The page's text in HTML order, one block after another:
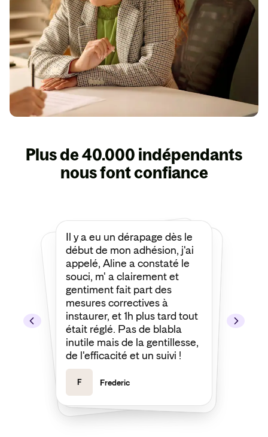
Plus de 40.000 indépendants
nous font confiance
Je tiens à remercier François
d'Insify d’avoir défendu une
de mes demandes de prise
en charge les plus
compliquées et les plus
délicates. Grâce à lui,
l’assureur a fini par accepter
ma demande. Merci encore !
J Joseph
Il y a eu un dérapage dès le
début de mon adhésion, j'ai
appelé, Aline a constaté le
souci, m' a clairement et
gentiment fait part des
mesures correctives à
instaurer, et 1h plus tard tout
était réglé. Pas de blabla
inutile mais de la gentillesse,
de l'efficacité et un suivi !
F Frederic